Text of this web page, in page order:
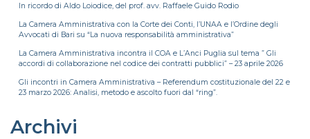
In ricordo di Aldo Loiodice, del prof. avv. Raffaele Guido Rodio
La Camera Amministrativa con la Corte dei Conti, l’UNAA e l’Ordine degli
Avvocati di Bari su “La nuova responsabilità amministrativa”
La Camera Amministrativa incontra il COA e L’Anci Puglia sul tema ” Gli
accordi di collaborazione nel codice dei contratti pubblici” – 23 aprile 2026
Gli incontri in Camera Amministrativa – Referendum costituzionale del 22 e
23 marzo 2026: Analisi, metodo e ascolto fuori dal “ring”.
Archivi